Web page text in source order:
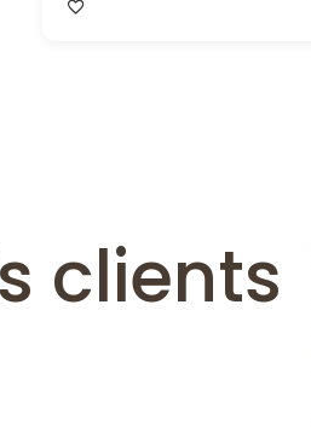
clients